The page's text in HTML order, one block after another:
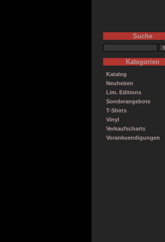
Suche
Kategorien
Katalog
Neuheiten
Lim. Editions
Sonderangebote
T-Shirts
Vinyl
Verkaufscharts
Vorankuendigungen